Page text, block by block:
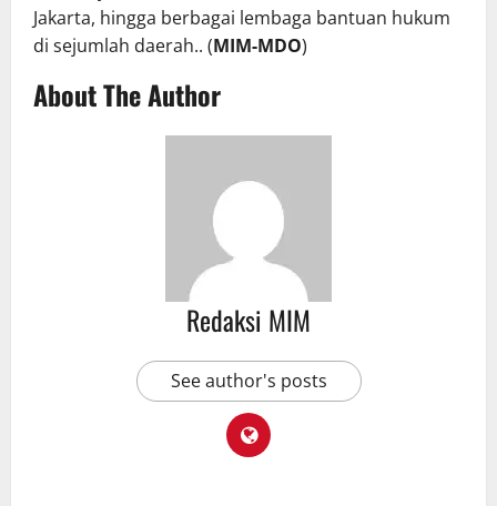
Jakarta, hingga berbagai lembaga bantuan hukum
di sejumlah daerah.. (MIM-MDO)
About The Author
Redaksi MIM
See author's posts